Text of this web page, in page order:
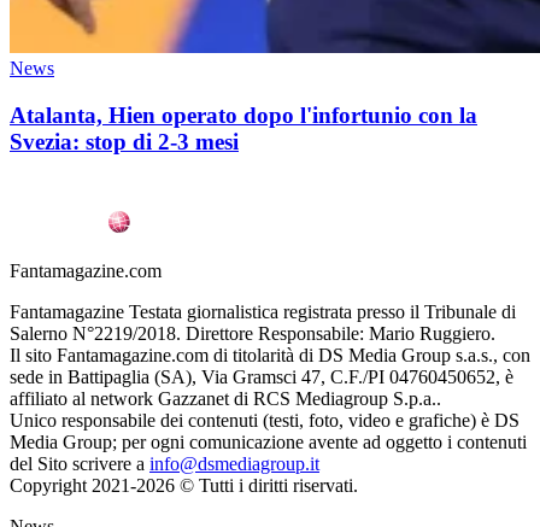
News
Atalanta, Hien operato dopo l'infortunio con la
Svezia: stop di 2-3 mesi
Fantamagazine.com
Fantamagazine Testata giornalistica registrata presso il Tribunale di
Salerno N°2219/2018. Direttore Responsabile: Mario Ruggiero.
Il sito Fantamagazine.com di titolarità di DS Media Group s.a.s., con
sede in Battipaglia (SA), Via Gramsci 47, C.F./PI 04760450652, è
affiliato al network Gazzanet di RCS Mediagroup S.p.a..
Unico responsabile dei contenuti (testi, foto, video e grafiche) è DS
Media Group; per ogni comunicazione avente ad oggetto i contenuti
del Sito scrivere a info@dsmediagroup.it
Copyright 2021-2026 © Tutti i diritti riservati.